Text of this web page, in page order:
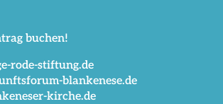
buchen!
rode-stiftung.de
blankenese.de
kirche.de